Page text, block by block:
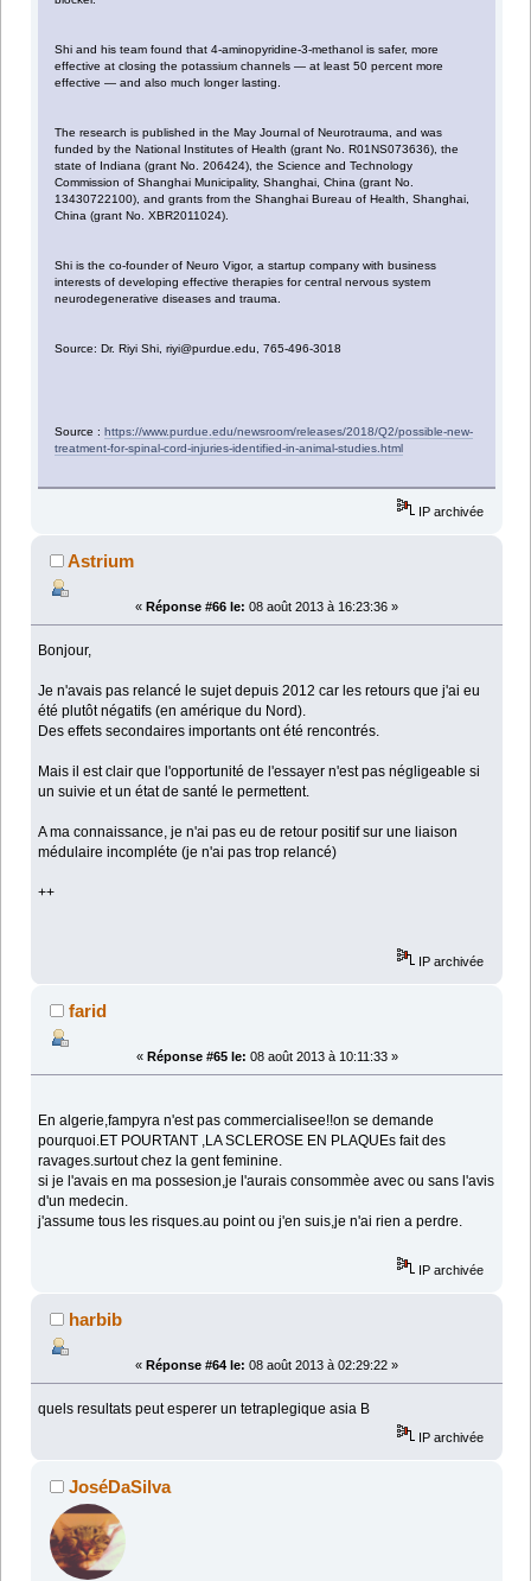
Shi and his team found that 4-aminopyridine-3-methanol is safer, more
effective at closing the potassium channels — at least 50 percent more
effective — and also much longer lasting.
The research is published in the May Journal of Neurotrauma, and was
funded by the National Institutes of Health (grant No. R01NS073636), the
state of Indiana (grant No. 206424), the Science and Technology
Commission of Shanghai Municipality, Shanghai, China (grant No.
13430722100), and grants from the Shanghai Bureau of Health, Shanghai,
China (grant No. XBR2011024).
Shi is the co-founder of Neuro Vigor, a startup company with business
interests of developing effective therapies for central nervous system
neurodegenerative diseases and trauma.
Source: Dr. Riyi Shi, riyi@purdue.edu, 765-496-3018
Source : https://www.purdue.edu/newsroom/releases/2018/Q2/possible-new-
treatment-for-spinal-cord-injuries-identified-in-animal-studies.html
IP archivée
Astrium
« Réponse #66 le: 08 août 2013 à 16:23:36 »
Bonjour,
Je n'avais pas relancé le sujet depuis 2012 car les retours que j'ai eu
été plutôt négatifs (en amérique du Nord).
Des effets secondaires importants ont été rencontrés.
Mais il est clair que l'opportunité de l'essayer n'est pas négligeable si
un suivie et un état de santé le permettent.
A ma connaissance, je n'ai pas eu de retour positif sur une liaison
médulaire incompléte (je n'ai pas trop relancé)
++
IP archivée
farid
« Réponse #65 le: 08 août 2013 à 10:11:33 »
En algerie,fampyra n'est pas commercialisee!!on se demande
pourquoi.ET POURTANT ,LA SCLEROSE EN PLAQUEs fait des
ravages.surtout chez la gent feminine.
si je l'avais en ma possesion,je l'aurais consommèe avec ou sans l'avis
d'un medecin.
j'assume tous les risques.au point ou j'en suis,je n'ai rien a perdre.
IP archivée
harbib
« Réponse #64 le: 08 août 2013 à 02:29:22 »
quels resultats peut esperer un tetraplegique asia B
IP archivée
JoséDaSilva